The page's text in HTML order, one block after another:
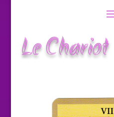
Le Chariot